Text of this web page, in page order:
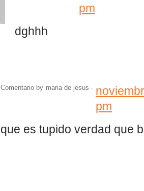
pm
dghhh
Comentario by maria de jesus -
pm
que es tupido verdad que